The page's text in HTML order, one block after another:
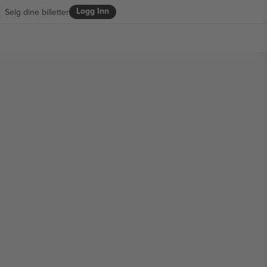
Logg Inn
Selg dine billetter